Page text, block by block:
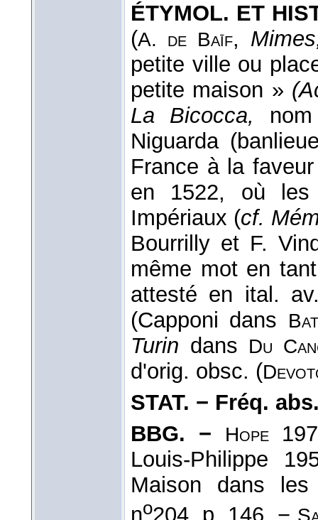
ÉTYMOL. ET
(A. de Baīf,
petite ville ou
petite maison »
La Bicocca,
Niguarda
France à la
en 1522, où les
Impériaux (cf.
Bourrilly et F.
même mot en
attesté en ital.
(Capponi dans
Turin dans Du
d'orig. obsc. (
STAT. − Fréq.
BBG. −
Hope
Louis-Philippe
Maison dans
o